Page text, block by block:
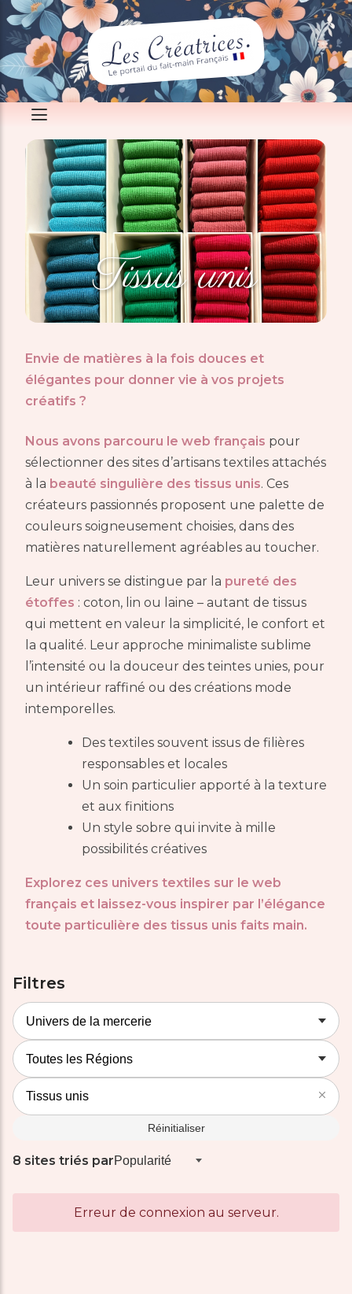
Tissus unis
Envie de matières à la fois douces et
élégantes pour donner vie à vos projets
créatifs ?
Nous avons parcouru le web français pour
sélectionner des sites d’artisans textiles attachés
à la beauté singulière des tissus unis. Ces
créateurs passionnés proposent une palette de
couleurs soigneusement choisies, dans des
matières naturellement agréables au toucher.
Leur univers se distingue par la pureté des
étoffes : coton, lin ou laine – autant de tissus
qui mettent en valeur la simplicité, le confort et
la qualité. Leur approche minimaliste sublime
l’intensité ou la douceur des teintes unies, pour
un intérieur raffiné ou des créations mode
intemporelles.
Des textiles souvent issus de filières
responsables et locales
Un soin particulier apporté à la texture
et aux finitions
Un style sobre qui invite à mille
possibilités créatives
Explorez ces univers textiles sur le web
français et laissez-vous inspirer par l’élégance
toute particulière des tissus unis faits main.
Filtres
Réinitialiser
8 sites triés par
Erreur de connexion au serveur.